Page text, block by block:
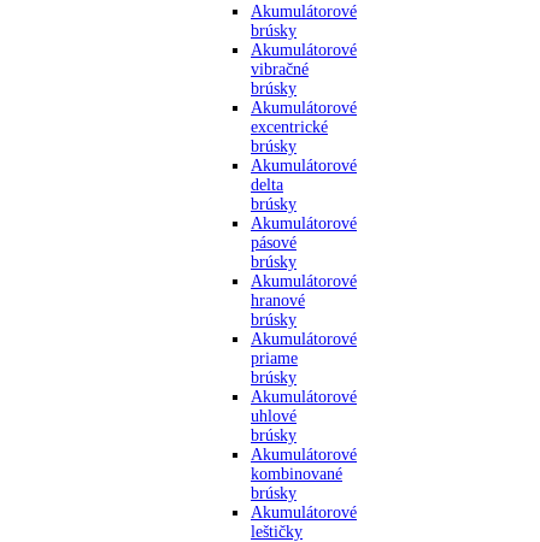
Akumulátorové
brúsky
Akumulátorové
vibračné
brúsky
Akumulátorové
excentrické
brúsky
Akumulátorové
delta
brúsky
Akumulátorové
pásové
brúsky
Akumulátorové
hranové
brúsky
Akumulátorové
priame
brúsky
Akumulátorové
uhlové
brúsky
Akumulátorové
kombinované
brúsky
Akumulátorové
leštičky